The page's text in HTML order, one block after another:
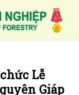
Lễ
Giáp